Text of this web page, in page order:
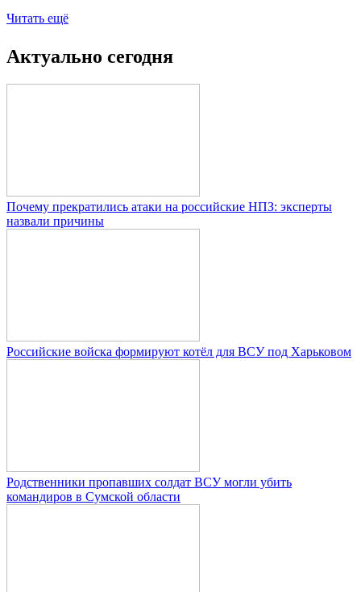
Читать ещё
Актуально сегодня
Почему прекратились атаки на российские НПЗ: эксперты
назвали причины
Российские войска формируют котёл для ВСУ под Харьковом
Родственники пропавших солдат ВСУ могли убить
командиров в Сумской области